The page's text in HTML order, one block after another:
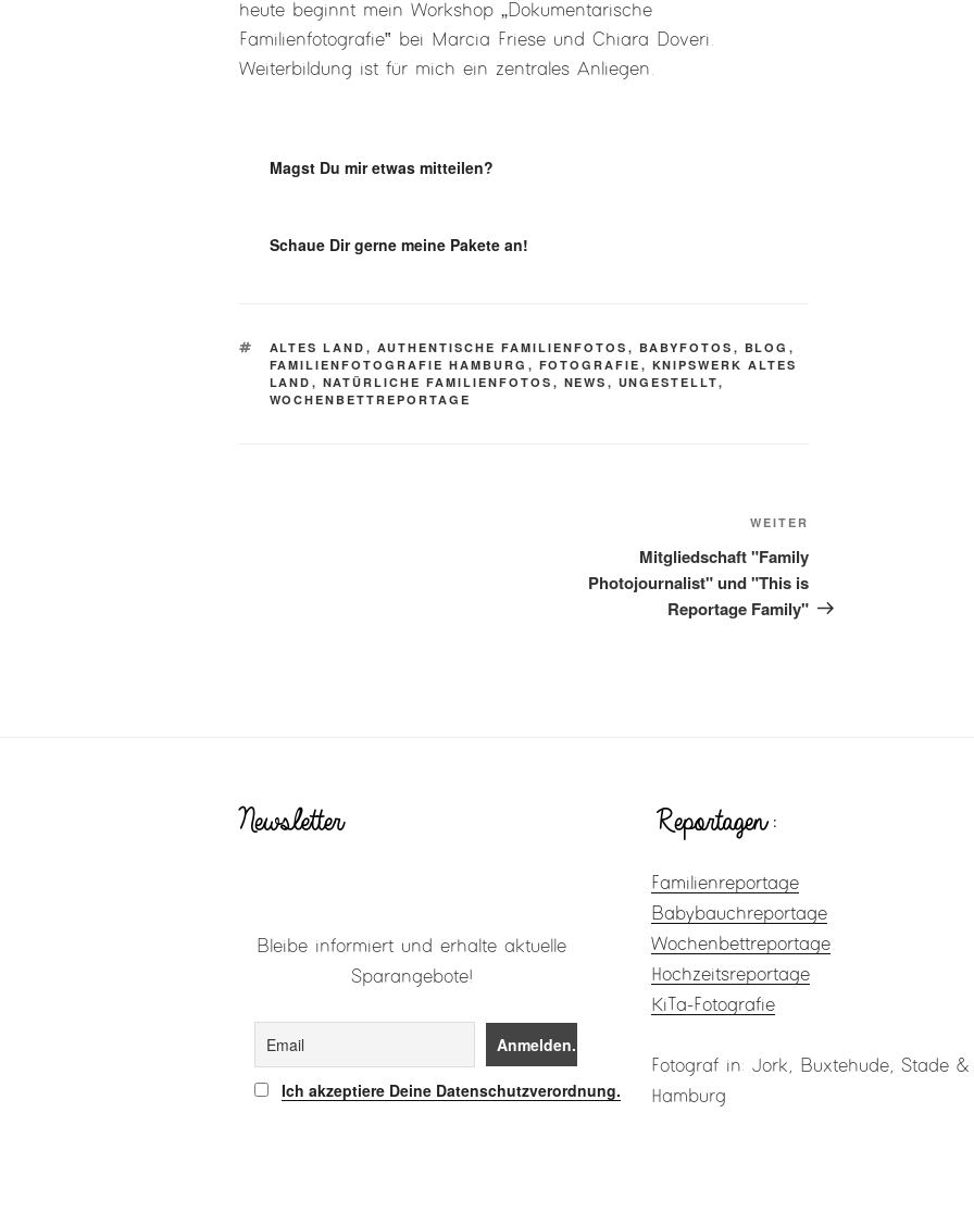
heute beginnt mein Workshop „Dokumentarische
Familienfotografie‟ bei Marcia Friese und Chiara Doveri.
Weiterbildung ist für mich ein zentrales Anliegen.
Magst Du mir etwas mitteilen?
Schaue Dir gerne meine Pakete an!
SCHLAGWÖRTER
ALTES LAND , AUTHENTISCHE FAMILIENFOTOS , BABYFOTOS , BLOG ,
FAMILIENFOTOGRAFIE HAMBURG , FOTOGRAFIE , KNIPSWERK ALTES
LAND , NATÜRLICHE FAMILIENFOTOS , NEWS , UNGESTELLT,
WOCHENBETTREPORTAGE
Beitrag
WEITER
Mitgliedschaft "Family
Photojournalist" und "This is
Reportage Family"
Newsletter
Bleibe informiert und erhalte aktuelle
Sparangebote!
Ich akzeptiere Deine Datenschutzverordnung.
Reportagen:
Familienreportage
Babybauchreportage
Wochenbettreportage
Hochzeitsreportage
KiTa-Fotografie
Fotograf in: Jork, Buxtehude, Stade &
Hamburg